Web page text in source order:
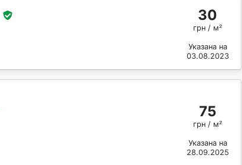
30
грн / м²
Указана на
03.08.2023
75
грн / м²
Указана на
28.09.2025